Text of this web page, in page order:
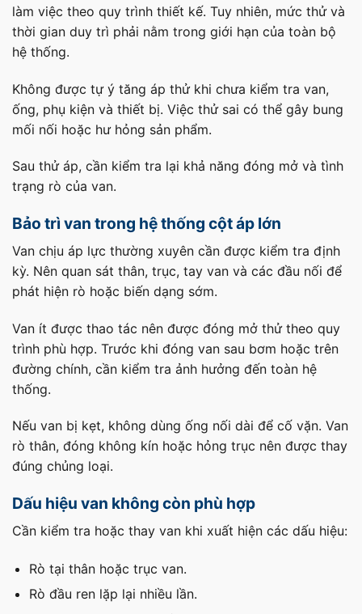
làm việc theo quy trình thiết kế. Tuy nhiên, mức thử và
thời gian duy trì phải nằm trong giới hạn của toàn bộ
hệ thống.
Không được tự ý tăng áp thử khi chưa kiểm tra van,
ống, phụ kiện và thiết bị. Việc thử sai có thể gây bung
mối nối hoặc hư hỏng sản phẩm.
Sau thử áp, cần kiểm tra lại khả năng đóng mở và tình
trạng rò của van.
Bảo trì van trong hệ thống cột áp lớn
Van chịu áp lực thường xuyên cần được kiểm tra định
kỳ. Nên quan sát thân, trục, tay van và các đầu nối để
phát hiện rò hoặc biến dạng sớm.
Van ít được thao tác nên được đóng mở thử theo quy
trình phù hợp. Trước khi đóng van sau bơm hoặc trên
đường chính, cần kiểm tra ảnh hưởng đến toàn hệ
thống.
Nếu van bị kẹt, không dùng ống nối dài để cố vặn. Van
rò thân, đóng không kín hoặc hỏng trục nên được thay
đúng chủng loại.
Dấu hiệu van không còn phù hợp
Cần kiểm tra hoặc thay van khi xuất hiện các dấu hiệu:
Rò tại thân hoặc trục van.
Rò đầu ren lặp lại nhiều lần.